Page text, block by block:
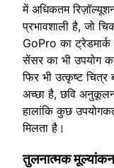
में अधिकतम
प्रभावशाली है, जो
GoPro का
सेंसर का भी उपयोग
फिर भी उत्कृष्ट चित्र
अच्छा है, छवि
हालांकि कुछ
मिलता है।
तुलनात्‍मक मूल्‍यांकन